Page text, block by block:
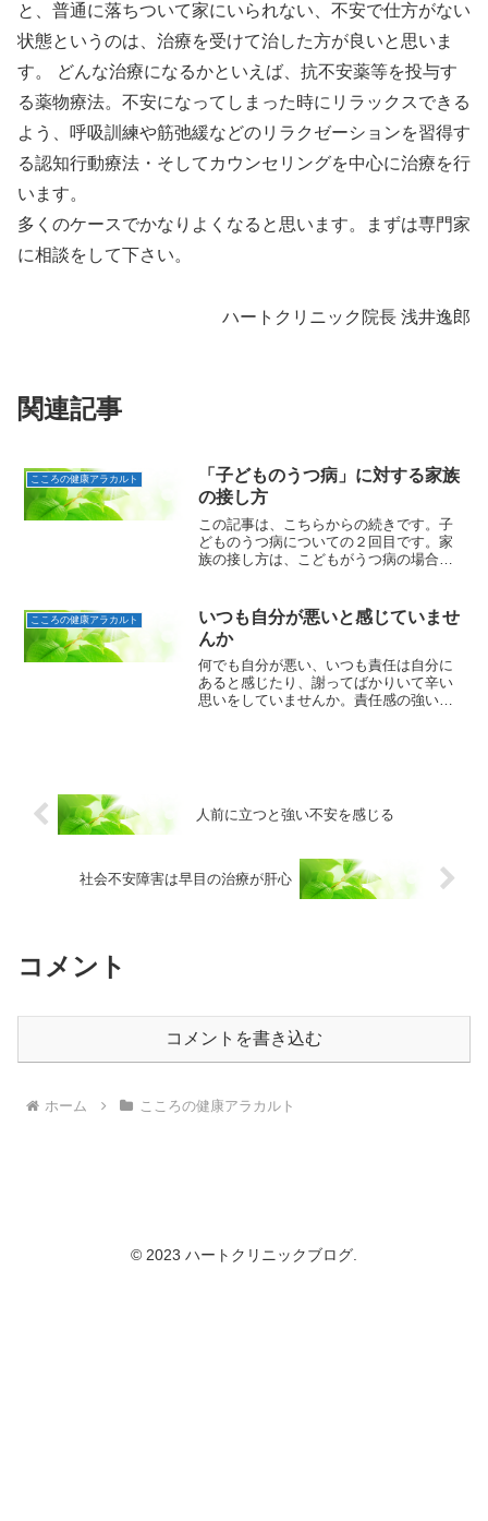
と、普通に落ちついて家にいられない、不安で仕方がない
状態というのは、治療を受けて治した方が良いと思いま
す。 どんな治療になるかといえば、抗不安薬等を投与す
る薬物療法。不安になってしまった時にリラックスできる
よう、呼吸訓練や筋弛緩などのリラクゼーションを習得す
る認知行動療法・そしてカウンセリングを中心に治療を行
います。
多くのケースでかなりよくなると思います。まずは専門家
に相談をして下さい。
ハートクリニック院長 浅井逸郎
関連記事
こころの健康アラカルト
「子どものうつ病」に対する家族
の接し方
この記事は、こちらからの続きです。子
どものうつ病についての２回目です。家
族の接し方は、こどもがうつ病の場合、
を促してはいけません。ただ、うつ病か
どうかはっきりしない場合は...
こころの健康アラカルト
いつも自分が悪いと感じていませ
んか
何でも自分が悪い、いつも責任は自分に
あると感じたり、謝ってばかりいて辛い
思いをしていませんか。責任感の強い人
人前に立つと強い不安を感じる
社会不安障害は早目の治療が肝心
コメント
コメントを書き込む
ホーム こころの健康アラカルト
© 2023 ハートクリニックブログ.